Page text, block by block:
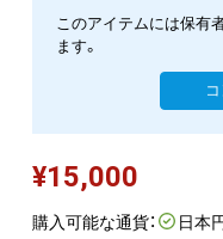
このアイテムには保有
ます。
¥15,000
購入可能な通貨： 日本